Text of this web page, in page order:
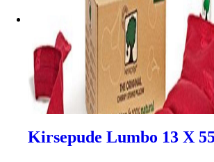
Kirsepude Lumbo 13 X